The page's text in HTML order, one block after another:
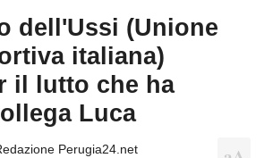
dell'Ussi (Unione
italiana)
il lutto che ha
Luca
Perugia24.net